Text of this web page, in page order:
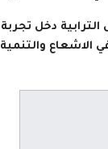
دخل
الاشعاع